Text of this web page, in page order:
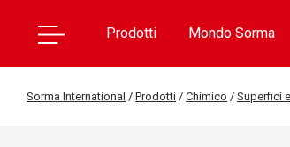
Prodotti Mondo Sorma
Sorma International / Prodotti / Chimico / Superfici